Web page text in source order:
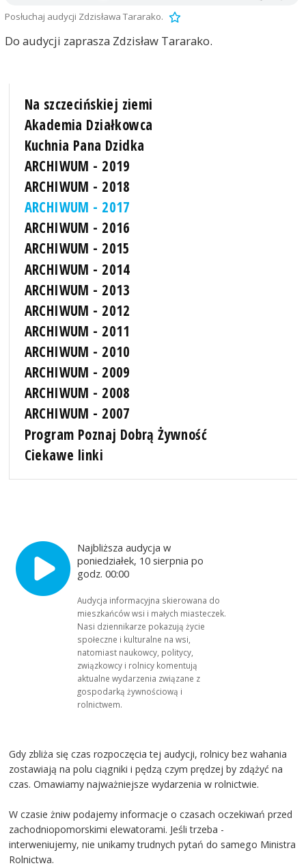
Posłuchaj audycji Zdzisława Tararako.
Do audycji zaprasza Zdzisław Tararako.
Na szczecińskiej ziemi
Akademia Działkowca
Kuchnia Pana Dzidka
ARCHIWUM - 2019
ARCHIWUM - 2018
ARCHIWUM - 2017
ARCHIWUM - 2016
ARCHIWUM - 2015
ARCHIWUM - 2014
ARCHIWUM - 2013
ARCHIWUM - 2012
ARCHIWUM - 2011
ARCHIWUM - 2010
ARCHIWUM - 2009
ARCHIWUM - 2008
ARCHIWUM - 2007
Program Poznaj Dobrą Żywność
Ciekawe linki
Najbliższa audycja w
poniedziałek, 10 sierpnia po
godz. 00:00
Audycja informacyjna skierowana do
mieszkańców wsi i małych miasteczek.
Nasi dziennikarze pokazują życie
społeczne i kulturalne na wsi,
natomiast naukowcy, politycy,
związkowcy i rolnicy komentują
aktualne wydarzenia związane z
gospodarką żywnościową i
rolnictwem.
Gdy zbliża się czas rozpoczęcia tej audycji, rolnicy bez wahania
zostawiają na polu ciągniki i pędzą czym prędzej by zdążyć na
czas. Omawiamy najważniejsze wydarzenia w rolnictwie.
W czasie żniw podajemy informacje o czasach oczekiwań przed
zachodniopomorskimi elewatorami. Jeśli trzeba -
interweniujemy, nie unikamy trudnych pytań do samego Ministra
Rolnictwa.